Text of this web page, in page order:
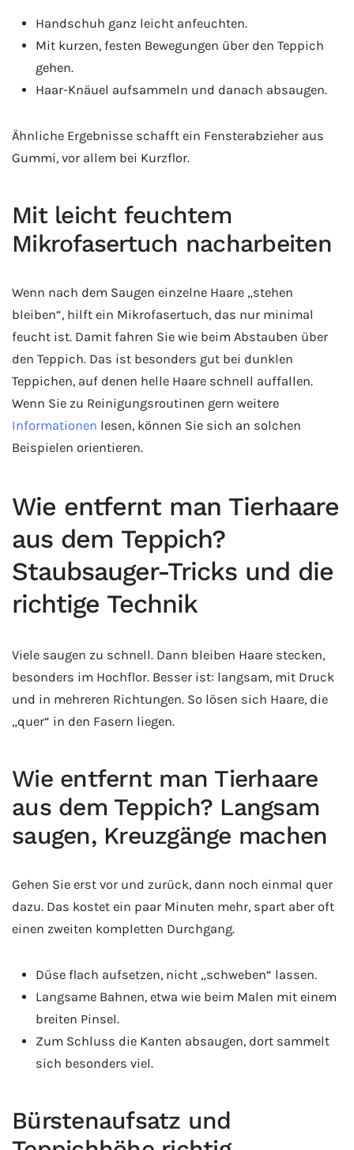
Handschuh ganz leicht anfeuchten.
Mit kurzen, festen Bewegungen über den Teppich
gehen.
Haar-Knäuel aufsammeln und danach absaugen.
Ähnliche Ergebnisse schafft ein Fensterabzieher aus
Gummi, vor allem bei Kurzflor.
Mit leicht feuchtem
Mikrofasertuch nacharbeiten
Wenn nach dem Saugen einzelne Haare „stehen
bleiben“, hilft ein Mikrofasertuch, das nur minimal
feucht ist. Damit fahren Sie wie beim Abstauben über
den Teppich. Das ist besonders gut bei dunklen
Teppichen, auf denen helle Haare schnell auffallen.
Wenn Sie zu Reinigungsroutinen gern weitere
Informationen lesen, können Sie sich an solchen
Beispielen orientieren.
Wie entfernt man Tierhaare
aus dem Teppich?
Staubsauger-Tricks und die
richtige Technik
Viele saugen zu schnell. Dann bleiben Haare stecken,
besonders im Hochflor. Besser ist: langsam, mit Druck
und in mehreren Richtungen. So lösen sich Haare, die
„quer“ in den Fasern liegen.
Wie entfernt man Tierhaare
aus dem Teppich? Langsam
saugen, Kreuzgänge machen
Gehen Sie erst vor und zurück, dann noch einmal quer
dazu. Das kostet ein paar Minuten mehr, spart aber oft
einen zweiten kompletten Durchgang.
Düse flach aufsetzen, nicht „schweben“ lassen.
Langsame Bahnen, etwa wie beim Malen mit einem
breiten Pinsel.
Zum Schluss die Kanten absaugen, dort sammelt
sich besonders viel.
Bürstenaufsatz und